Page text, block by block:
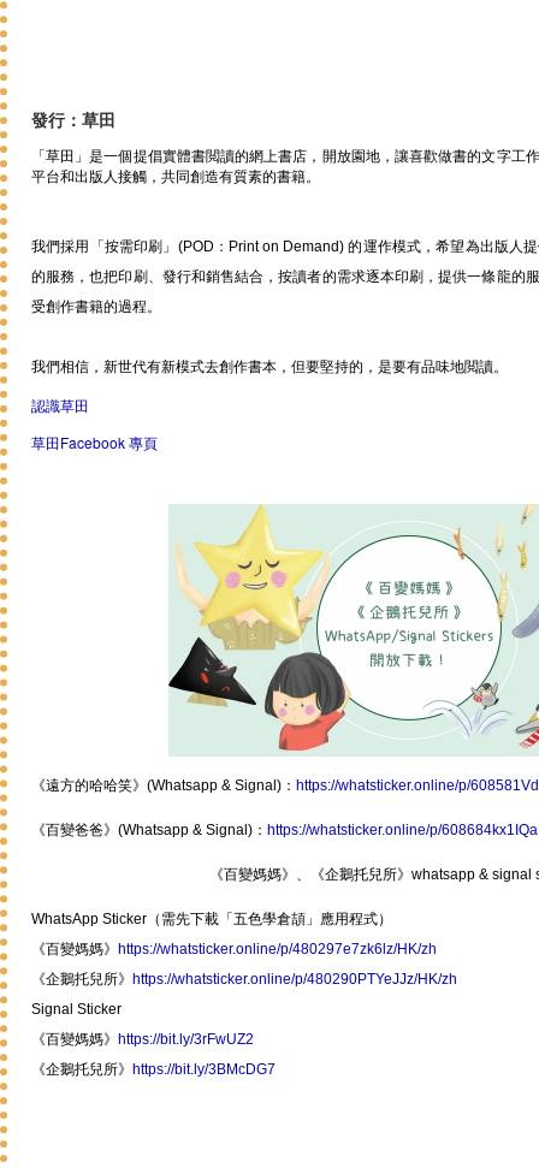
發行：草田
「草田」是一個提倡實體書閲讀的網上書店，開放園地，讓喜歡做書的文字工
平台和出版人接觸，共同創造有質素的書籍。
我們採用「按需印刷」(POD：Print on Demand) 的運作模式，希望為出版人
的服務，也把印刷、發行和銷售結合，按讀者的需求逐本印刷，提供一條龍的
受創作書籍的過程。
我們相信，新世代有新模式去創作書本，但要堅持的，是要有品味地閲讀。
認識草田
草田 Facebook 專頁
《遠方的哈哈笑》(Whatsapp & Signal)： https://whatsticker.online/p/
《百變爸爸》(Whatsapp & Signal)： https://whatsticker.online/p/
《百變媽媽》、《企鵝托兒所》whatsapp & signal
WhatsApp Sticker（需先下載「五色學倉頡」應用程式）
《百變媽媽》 https://whatsticker.online/p/480297e7zk6lz/HK/zh
《企鵝托兒所》 https://whatsticker.online/p/480290PTYeJJz/HK/zh
Signal Sticker
《百變媽媽》 https://bit.ly/3rFwUZ2
《企鵝托兒所》 https://bit.ly/3BMcDG7